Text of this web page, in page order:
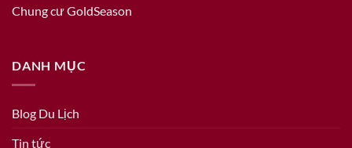
Chung cư GoldSeason
DANH MỤC
Blog Du Lịch
Tin tức